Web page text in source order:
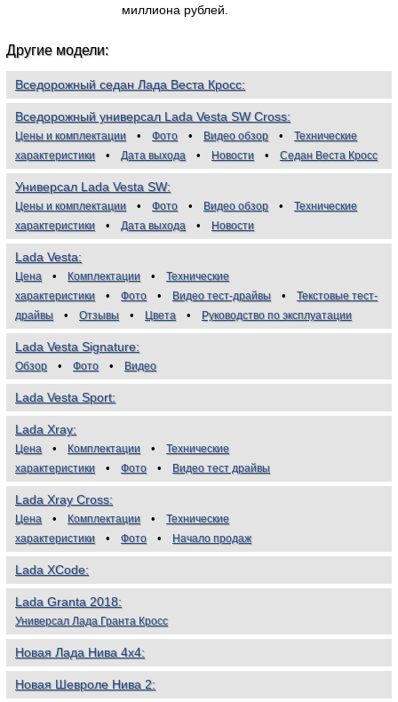
миллиона рублей.
Другие модели:
Вседорожный седан Лада Веста Кросс
Вседорожный универсал Lada Vesta SW Cross
Цены и комплектации Фото Видео обзор
Технические
характеристики
Дата выхода Новости Седан Веста Кросс
Универсал Lada Vesta SW
Цены и комплектации Фото Видео обзор
Технические
характеристики
Дата выхода Новости
Lada Vesta
Цена Комплектации
Технические
характеристики
Фото Видео тест-драйвы
Текстовые тест-
драйвы
Отзывы Цвета Руководство по эксплуатации
Lada Vesta Signature
Обзор Фото Видео
Lada Vesta Sport
Lada Xray
Цена Комплектации
Технические
характеристики
Фото Видео тест драйвы
Lada Xray Cross
Цена Комплектации
Технические
характеристики
Фото Начало продаж
Lada XCode
Lada Granta 2018
Универсал Лада Гранта Кросс
Новая Лада Нива 4х4
Новая Шевроле Нива 2